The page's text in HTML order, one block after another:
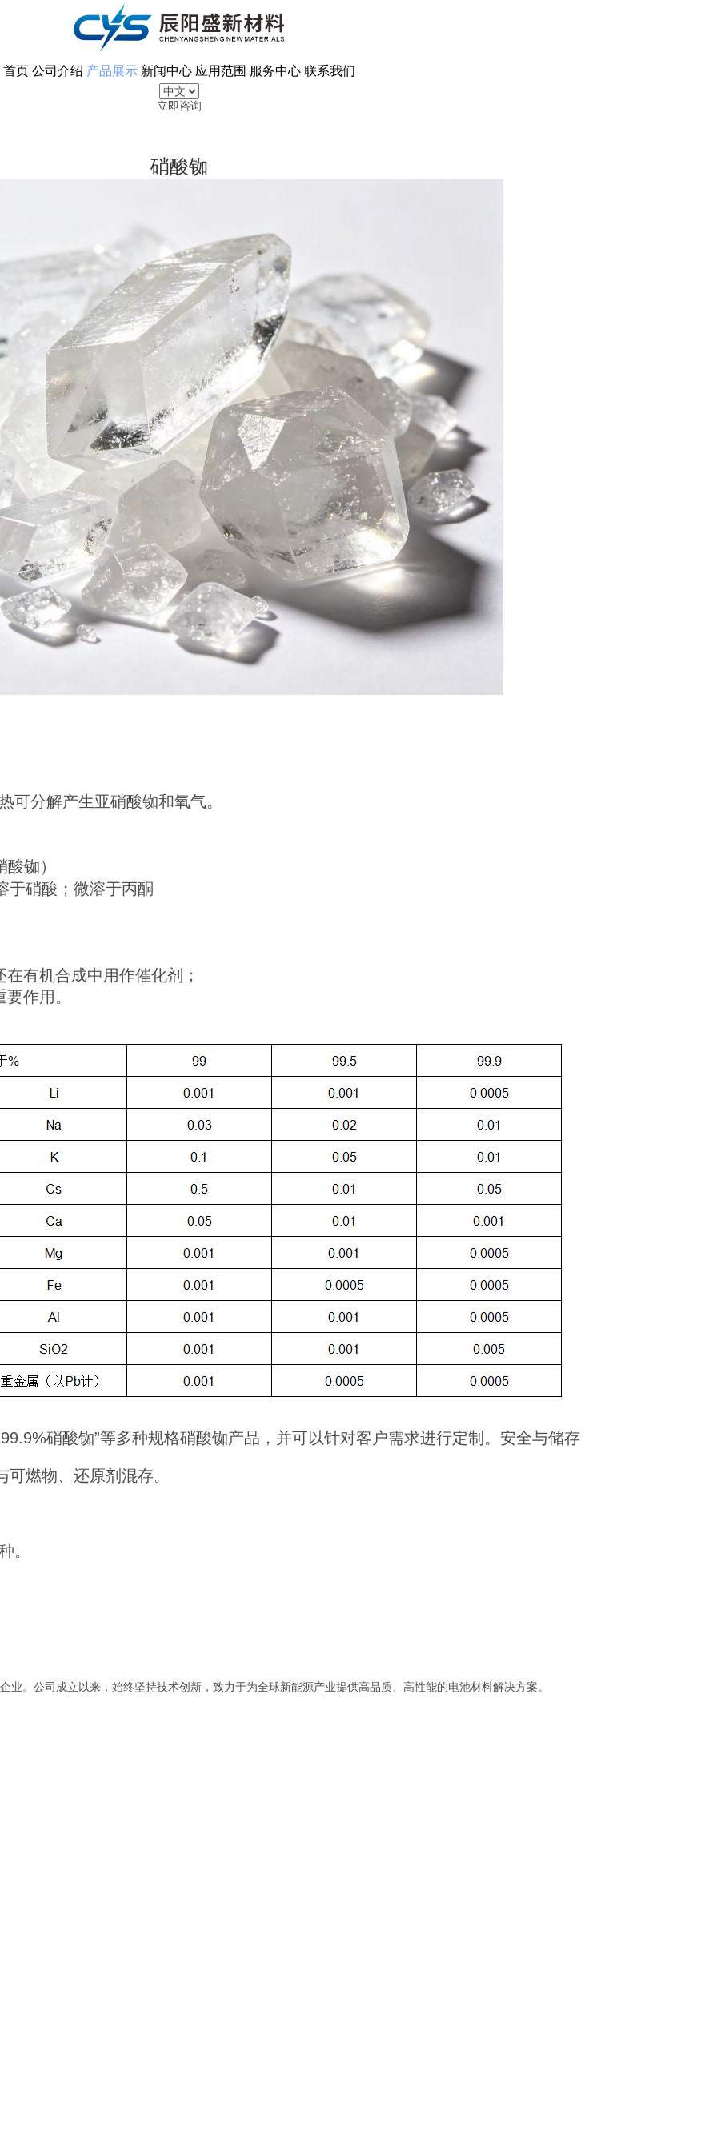
首页 公司介绍 产品展示 新闻中心 应用范围 服务中心 联系我们
立即咨询
硝酸铷
可分解产生亚硝酸铷和氧气。
铷）
于硝酸；微溶于丙酮
有机合成中用作催化剂；
作用。
硝酸铷”等多种规格硝酸铷产品，并可以针对客户需求进行定制。 安全与储存
燃物、还原剂混存。
。
。公司成立以来，始终坚持技术创新，致力于为全球新能源产业提供高品质、高性能的电池材料解决方案。